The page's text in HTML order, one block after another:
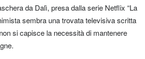
da Dalì, presa dalla serie Netflix “La
sembra una trovata televisiva scritta
si capisce la necessità di mantenere